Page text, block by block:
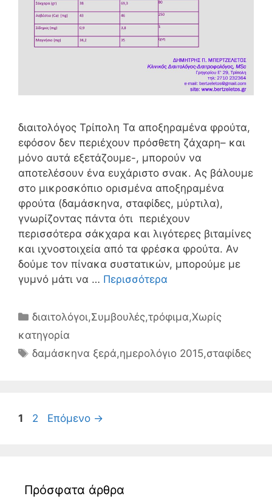
διαιτολόγος Τρίπολη Τα αποξηραμένα φρούτα,
εφόσον δεν περιέχουν πρόσθετη ζάχαρη– και
μόνο αυτά εξετάζουμε-, μπορούν να
αποτελέσουν ένα ευχάριστο σνακ. Ας βάλουμε
στο μικροσκόπιο ορισμένα αποξηραμένα
φρούτα (δαμάσκηνα, σταφίδες, μύρτιλα),
γνωρίζοντας πάντα ότι περιέχουν
περισσότερα σάκχαρα και λιγότερες βιταμίνες
και ιχνοστοιχεία από τα φρέσκα φρούτα. Αν
δούμε τον πίνακα συστατικών, μπορούμε με
γυμνό μάτι να … Περισσότερα
Κατηγορίες
διαιτολόγοι,Συμβουλές,τρόφιμα,Χωρίς
κατηγορία
Ετικέτες
δαμάσκηνα ξερά,ημερολόγιο 2015,σταφίδες
Σελίδα
1 Σελίδα
2 Επόμενο →
Πρόσφατα άρθρα